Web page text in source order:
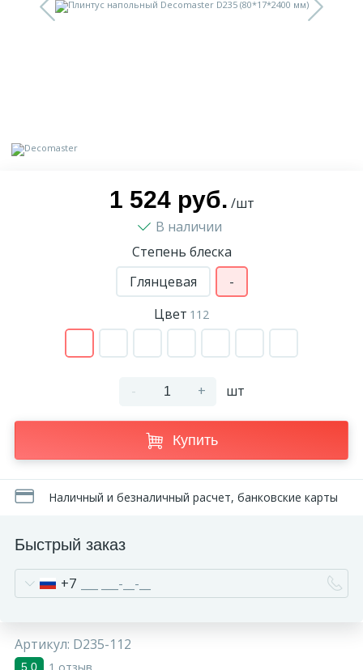
1 524 руб. /шт
В наличии
Степень блеска
Глянцевая
-
Цвет 112
- + шт
Купить
Наличный и безналичный расчет, банковские карты
Быстрый заказ
+7
Артикул: D235-112
5.0 1 отзыв
Доставка
Составные части